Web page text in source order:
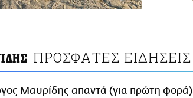
ΠΡΟΣΦΑΤΕΣ ΕΙΔΗΣΕΙΣ
Μαυρίδης απαντά (για πρώτη φορά)